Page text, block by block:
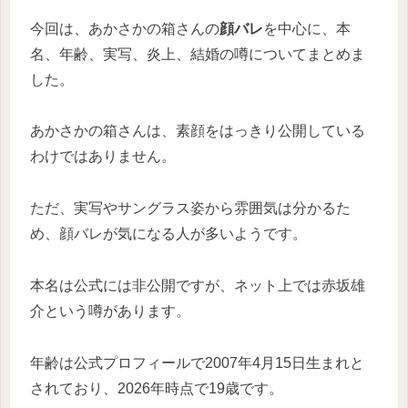
今回は、あかさかの箱さんの顔バレを中心に、本
名、年齢、実写、炎上、結婚の噂についてまとめま
した。
あかさかの箱さんは、素顔をはっきり公開している
わけではありません。
ただ、実写やサングラス姿から雰囲気は分かるた
め、顔バレが気になる人が多いようです。
本名は公式には非公開ですが、ネット上では赤坂雄
介という噂があります。
年齢は公式プロフィールで2007年4月15日生まれと
されており、2026年時点で19歳です。